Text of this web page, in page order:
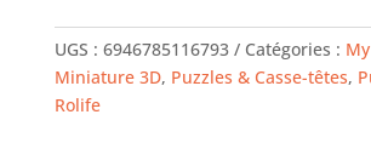
Puzzle
3D
-
UGS : 6946785116793 Catégories :
Miniature 3D, Puzzles & Casse-têtes,
Rolife